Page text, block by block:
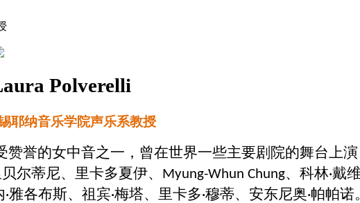
Polverelli
耶纳音乐学院声乐系教授
赞誉的女中音之一，曾在世界一些主要剧院的舞台上演
尔蒂尼、里卡多夏伊、
Myung-Whun Chung、科林·戴维
·雅各布斯、祖宾·梅塔、里卡多·穆蒂、安东尼奥·帕帕诺。